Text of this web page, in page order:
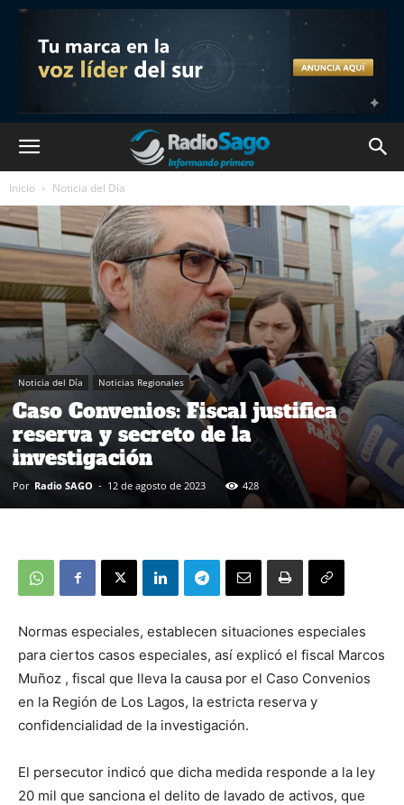
Inicio Noticia del Día
Noticia del Día Noticias Regionales
Caso Convenios: Fiscal justifica
reserva y secreto de la
investigación
Por Radio SAGO - 12 de agosto de 2023 428
Normas especiales, establecen situaciones especiales
para ciertos casos especiales, así explicó el fiscal Marcos
Muñoz , fiscal que lleva la causa por el Caso Convenios
en la Región de Los Lagos, la estricta reserva y
confidencialidad de la investigación.
El persecutor indicó que dicha medida responde a la ley
20 mil que sanciona el delito de lavado de activos, que